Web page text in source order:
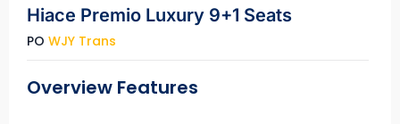
Hiace Premio Luxury 9+1 Seats
PO WJY Trans
Overview Features